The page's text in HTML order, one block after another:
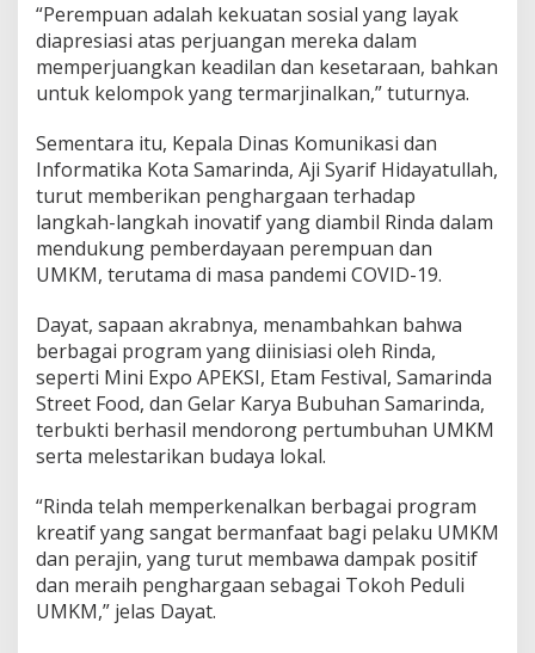
“Perempuan adalah kekuatan sosial yang layak
diapresiasi atas perjuangan mereka dalam
memperjuangkan keadilan dan kesetaraan, bahkan
untuk kelompok yang termarjinalkan,” tuturnya.
Sementara itu, Kepala Dinas Komunikasi dan
Informatika Kota Samarinda, Aji Syarif Hidayatullah,
turut memberikan penghargaan terhadap
langkah-langkah inovatif yang diambil Rinda dalam
mendukung pemberdayaan perempuan dan
UMKM, terutama di masa pandemi COVID-19.
Dayat, sapaan akrabnya, menambahkan bahwa
berbagai program yang diinisiasi oleh Rinda,
seperti Mini Expo APEKSI, Etam Festival, Samarinda
Street Food, dan Gelar Karya Bubuhan Samarinda,
terbukti berhasil mendorong pertumbuhan UMKM
serta melestarikan budaya lokal.
“Rinda telah memperkenalkan berbagai program
kreatif yang sangat bermanfaat bagi pelaku UMKM
dan perajin, yang turut membawa dampak positif
dan meraih penghargaan sebagai Tokoh Peduli
UMKM,” jelas Dayat.